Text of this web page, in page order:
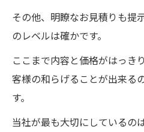
その他、明瞭なお見積りも提
のレベルは確かです。
ここまで内容と価格がはっき
客様の和らげることが出来る
す。
当社が最も大切にしているの